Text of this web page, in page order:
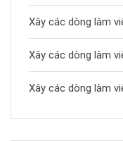
Xây các dòng làm
Xây các dòng làm
Xây các dòng làm